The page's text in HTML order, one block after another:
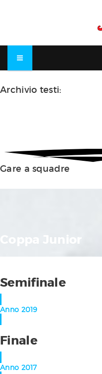
Archivio testi:
Gare a squadre
Coppa Junior
Semifinale
Anno 2019
Finale
Anno 2017